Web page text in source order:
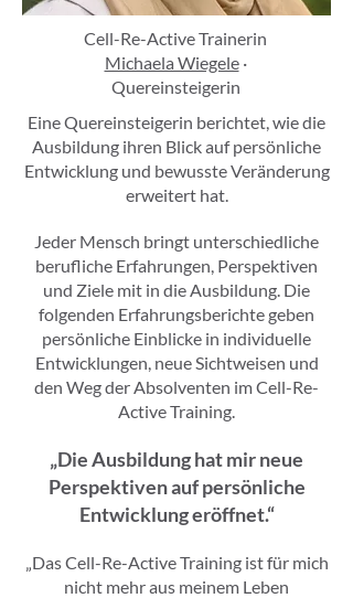
Cell-Re-Active Trainerin
Michaela Wiegele·
Quereinsteigerin
Eine Quereinsteigerin berichtet, wie die
Ausbildung ihren Blick auf persönliche
Entwicklung und bewusste Veränderung
erweitert hat.
Jeder Mensch bringt unterschiedliche
berufliche Erfahrungen, Perspektiven
und Ziele mit in die Ausbildung. Die
folgenden Erfahrungsberichte geben
persönliche Einblicke in individuelle
Entwicklungen, neue Sichtweisen und
den Weg der Absolventen im Cell-Re-
Active Training.
„Die Ausbildung hat mir neue
Perspektiven auf persönliche
Entwicklung eröffnet.“
„Das Cell-Re-Active Training ist für mich
nicht mehr aus meinem Leben